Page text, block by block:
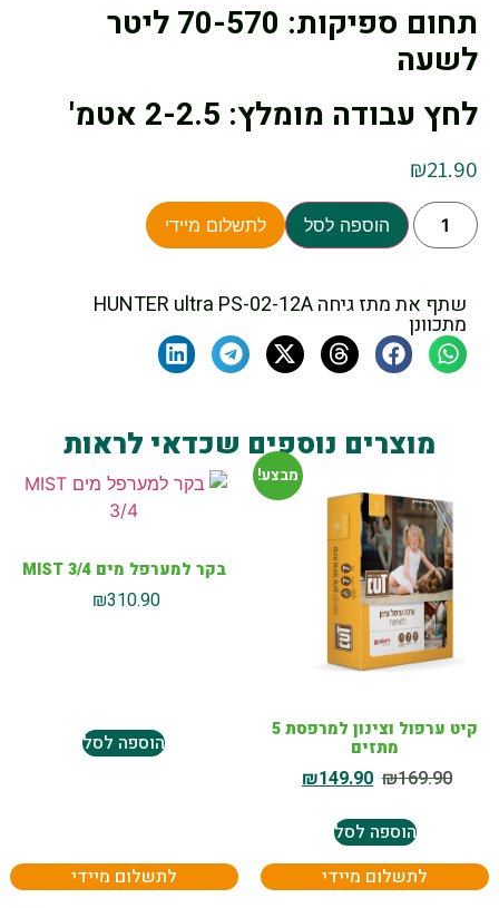
תחום ספיקות: 70-570 ליטר
לשעה
לחץ עבודה מומלץ: 2-2.5 אטמ'
₪21.90
הוספה לסל לתשלום מיידי
שתף את מתז גיחה HUNTER ultra PS-02-12A
מתכוונן
מוצרים נוספים שכדאי לראות
מבצע!
קיט ערפול וצינון למרפסת 5
מתזים
₪169.90
₪149.90
הוספה לסל
לתשלום מיידי
בקר למערפל מים MIST 3/4
₪310.90
הוספה לסל
לתשלום מיידי